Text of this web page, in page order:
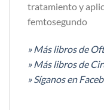
tratamiento y
femtosegundo
» Más libros de
» Más libros de
» Síganos en